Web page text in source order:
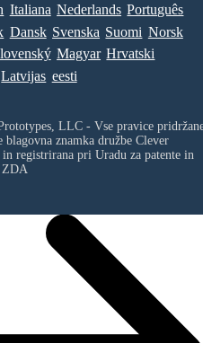
Italiana Nederlands Português
Dansk Svenska Suomi Norsk
Magyar Hrvatski
Latvijas eesti
LLC - Vse pravice
blagovna znamka družbe Clever
registrirana pri Uradu za patente in
ZDA